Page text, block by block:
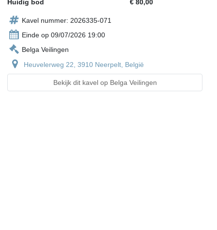
Huidig bod
€ 80,00
Kavel nummer: 2026335-071
Einde op 09/07/2026 19:00
Belga Veilingen
Heuvelerweg 22, 3910 Neerpelt, België
Bekijk dit kavel op Belga Veilingen